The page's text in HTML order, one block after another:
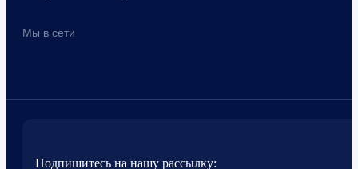
Мы в сети
Подпишитесь на нашу рассылку: